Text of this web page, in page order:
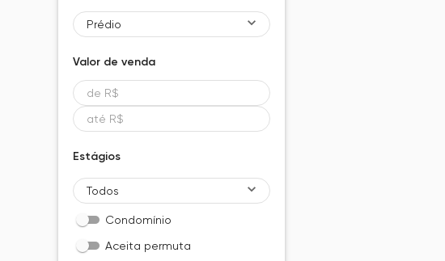
Prédio
Valor de venda
Estágios
Todos
Condomínio
Aceita permuta